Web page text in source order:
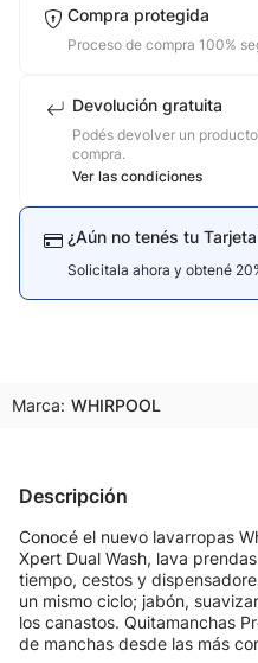
Compra protegida
Proceso de compra 100%
Devolución gratuita
Podés devolver un
compra.
Ver las condiciones
¿Aún no tenés tu
Solicitala ahora y obtené
Marca: WHIRPOOL
Descripción
Conocé el nuevo lavarropas
Xpert Dual Wash, lava
tiempo, cestos y
un mismo ciclo; jabón,
los canastos. Quitamanchas
de manchas desde las más